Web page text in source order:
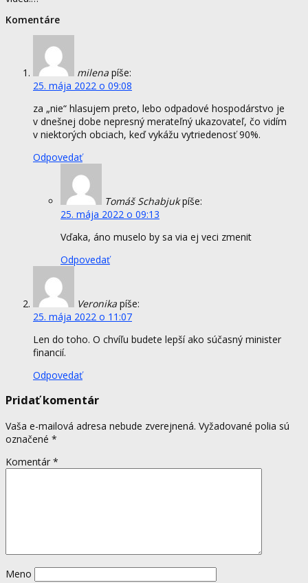
Komentáre
milena píše:
25. mája 2022 o 09:08
za „nie“ hlasujem preto, lebo odpadové hospodárstvo je
v dnešnej dobe nepresný merateľný ukazovateľ, čo vidím
v niektorých obciach, keď vykážu vytriedenosť 90%.
Odpovedať
Tomáš Schabjuk píše:
25. mája 2022 o 09:13
Vďaka, áno muselo by sa via ej veci zmenit
Odpovedať
Veronika píše:
25. mája 2022 o 11:07
Len do toho. O chvíľu budete lepší ako súčasný minister
financií.
Odpovedať
Pridať komentár
Vaša e-mailová adresa nebude zverejnená. Vyžadované polia sú
označené *
Komentár *
Meno